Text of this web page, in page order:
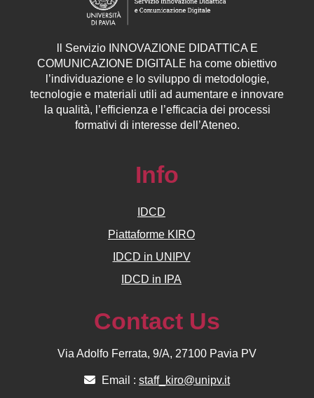
Servizio INNOVAZIONE DIDATTICA E
COMUNICAZIONE DIGITALE ha come obiettivo
l’individuazione e lo sviluppo di metodologie,
tecnologie e materiali utili ad aumentare e innovare
la qualità, l’efficienza e l’efficacia dei processi
formativi di interesse dell’Ateneo.
Info
IDCD
Piattaforme KIRO
IDCD in UNIPV
IDCD in IPA
Contact Us
Via Adolfo Ferrata, 9/A, 27100 Pavia PV
Email : staff_kiro@unipv.it